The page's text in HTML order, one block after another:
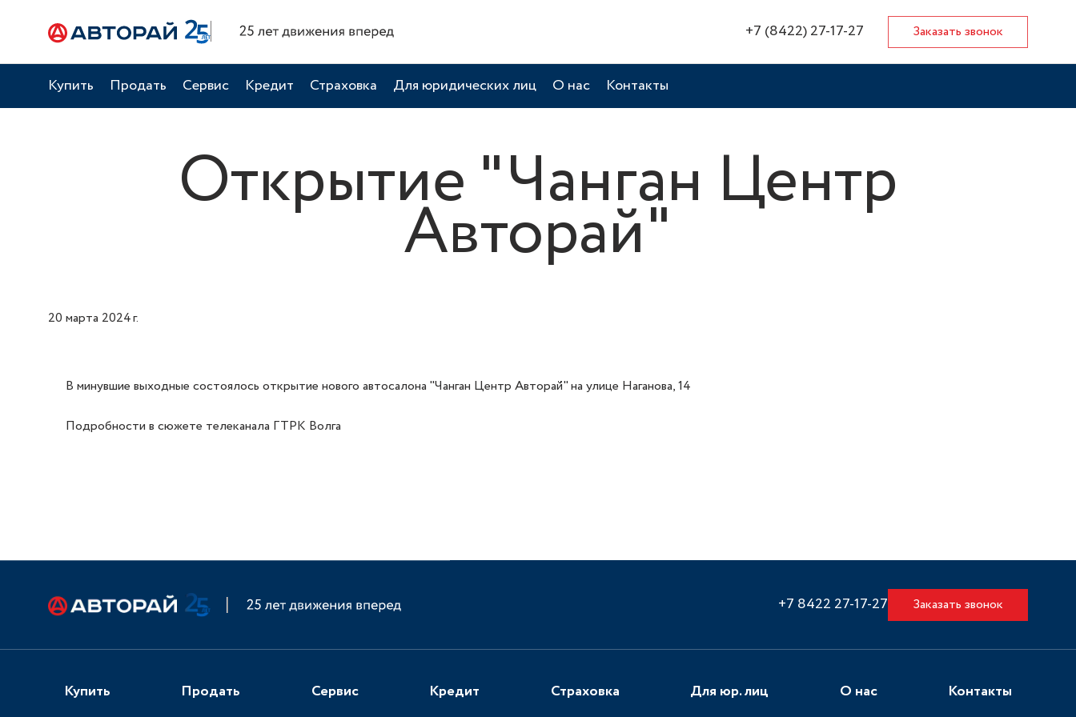
+7 (8422) 27-17-27 Заказать звонок
Купить Продать Сервис Кредит Страховка Для юридических лиц О нас Контакты
Открытие "Чанган Центр
Авторай"
20 марта 2024 г.
В минувшие выходные состоялось открытие нового автосалона "Чанган Центр Авторай" на улице Наганова, 14
Подробности в сюжете телеканала ГТРК Волга
+7 8422 27-17-27 Заказать звонок
Купить Продать Сервис Кредит Страховка Для юр. лиц О нас Контакты